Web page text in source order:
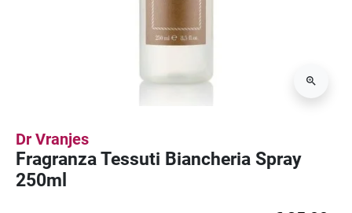
Dr Vranjes
Fragranza Tessuti Biancheria Spray
250ml